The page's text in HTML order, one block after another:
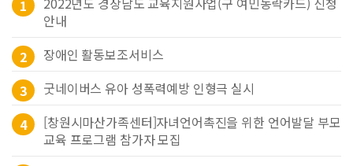
1
안내
2
장애인 활동보조서비스
3
굿네이버스 유아 성폭력예방 인형극 실시
4
[창원시마산가족센터]자녀언어촉진을 위한 언어발달 부모
교육 프로그램 참가자 모집